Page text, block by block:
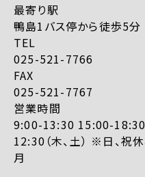
最寄り駅
鴨島1バス停から徒歩5分
TEL
025-521-7766
FAX
025-521-7767
営業時間
9:00-13:30 15:00-18:30（
12:30（木、土） ※日、祝
月